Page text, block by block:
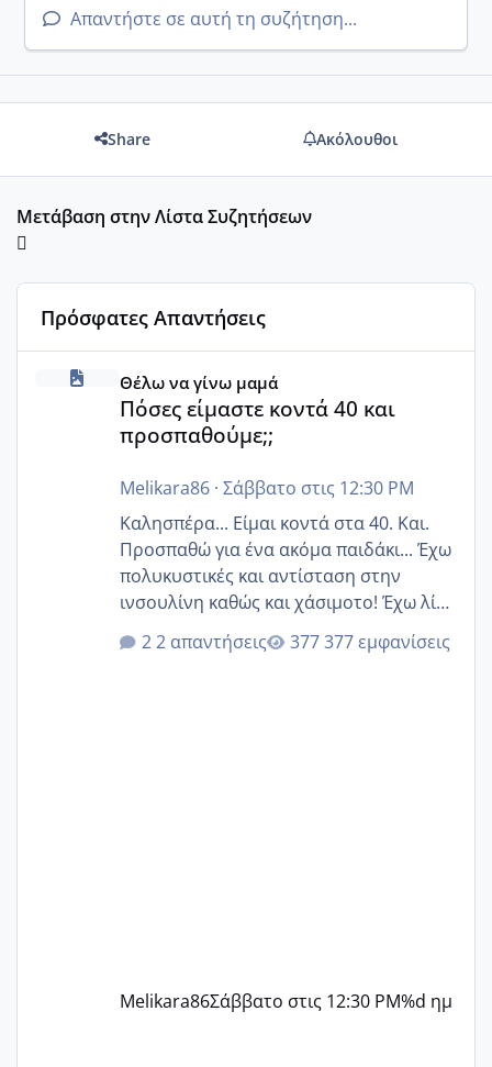
Απαντήστε σε αυτή τη συζήτηση...
Share Ακόλουθοι
Μετάβαση στην Λίστα Συζητήσεων
Πρόσφατες Απαντήσεις
Πόσες είμαστε κοντά 40 και προσπαθούμε;;
Θέλω να γίνω μαμά
Πόσες είμαστε κοντά 40 και
προσπαθούμε;;
Melikara86· Σάββατο στις 12:30 PM
Καλησπέρα... Είμαι κοντά στα 40. Και.
Προσπαθώ για ένα ακόμα παιδάκι... Έχω
πολυκυστικές και αντίσταση στην
ινσουλίνη καθώς και χάσιμοτο! Έχω λίγα
κιλά παραπάνω και όσο κ αν προσπαθώ
δεν χάνω εύκολα! Προσπαθώ για ακόμη
2 απαντήσεις 377 εμφανίσεις
Melikara86Σάββατο στις 12:30 PM%d ημ